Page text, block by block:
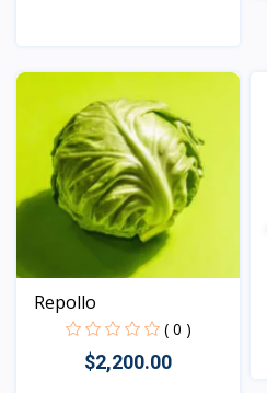
Vista
Repollo
( 0 )
$2,200.00